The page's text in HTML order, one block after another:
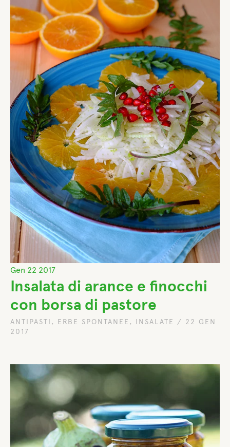
Gen 22 2017
Insalata di arance e finocchi
con borsa di pastore
ANTIPASTI , ERBE SPONTANEE , INSALATE / 22 GEN
2017